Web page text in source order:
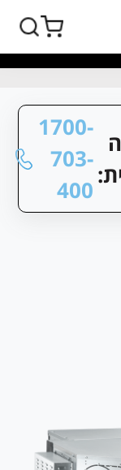
1700-
703-
400